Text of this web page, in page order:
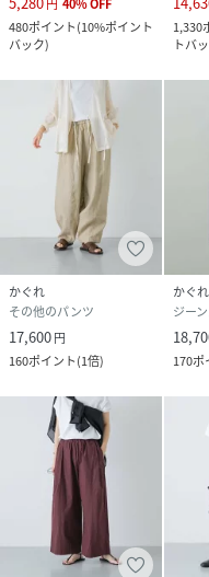
報や在庫状況の確認が可
お買い物リストの管理に
素材感
透け感 : ややあり
伸縮性 : なし
裏地 : なし
光沢 : なし
ポケット : あり
性別タイプ レディ
原産国 日本
素材 リネ
サイズ
品番
円 40%OFF
480ポイント(10%ポイント
バック)
1,330
トバ
かぐれ
その他のパンツ
17,600円
160ポイント(1倍)
かぐれ
ジー
170ポ